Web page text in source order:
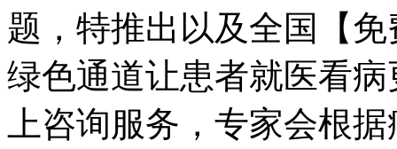
题，特推出以及全国【
绿色通道让患者就医看
上咨询服务，专家会根